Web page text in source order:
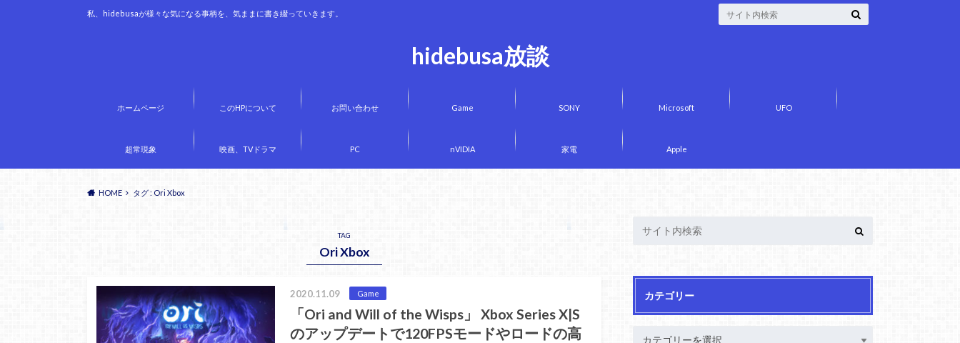
hidebusa放談
私、hidebusaが様々な気になる事柄を、気ままに書き綴っていきます。
ホームページ このHPについて お問い合わせ Game SONY Microsoft UFO
超常現象 映画、TVドラマ PC nVIDIA 家電 Apple
HOME タグ : Ori Xbox
TAG
Ori Xbox
2020.11.09 Game
「Ori and Will of the Wisps」 Xbox Series X|S
のアップデートで120FPSモードやロードの高
カテゴリー